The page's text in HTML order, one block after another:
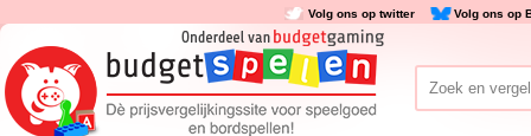
Volg ons op twitter Volg ons op